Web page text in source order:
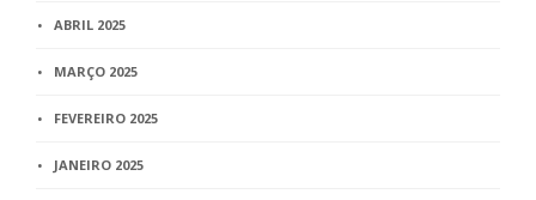
ABRIL 2025
MARÇO 2025
FEVEREIRO 2025
JANEIRO 2025